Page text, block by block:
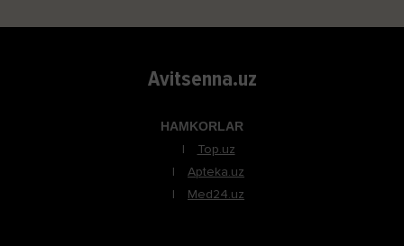
Avitsenna.uz
HAMKORLAR
Top.uz
Apteka.uz
Med24.uz